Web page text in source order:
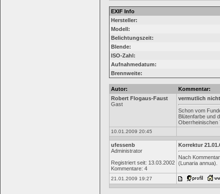
EXIF Info
Hersteller:
Modell:
Belichtungszeit:
Blende:
ISO-Zahl:
Aufnahmedatum:
Brennweite:
Autor:
Kommentar:
Robert Flogaus-Faust
Gast
vermutlich
Schon vom
Blütenfarbe und
Oberrheinischen
10.01.2009 20:45
ufessenb
Administrator
Registriert seit: 13.03.2002
Kommentare: 4
Korrektur
Nach
(Lunaria annua).
21.01.2009 19:27